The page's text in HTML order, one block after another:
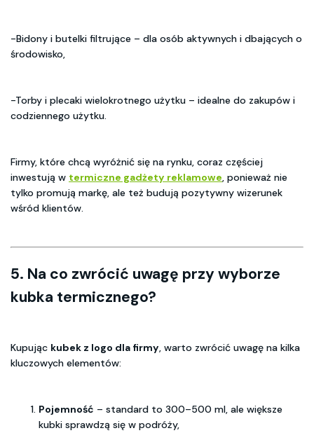
-Bidony i butelki filtrujące – dla osób aktywnych i dbających o
środowisko,
-Torby i plecaki wielokrotnego użytku – idealne do zakupów i
codziennego użytku.
Firmy, które chcą wyróżnić się na rynku, coraz częściej
inwestują w termiczne gadżety reklamowe, ponieważ nie
tylko promują markę, ale też budują pozytywny wizerunek
wśród klientów.
5. Na co zwrócić uwagę przy wyborze
kubka termicznego?
Kupując kubek z logo dla firmy, warto zwrócić uwagę na kilka
kluczowych elementów:
Pojemność – standard to 300–500 ml, ale większe
kubki sprawdzą się w podróży,